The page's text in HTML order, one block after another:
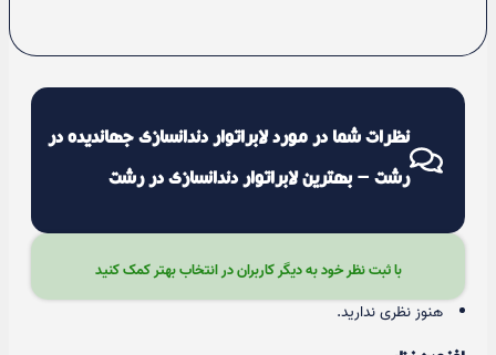
نظرات شما در مورد لابراتوار دندانسازی جهاندیده در
رشت – بهترین لابراتوار دندانسازی در رشت
با ثبت نظر خود به دیگر کاربران در انتخاب بهتر کمک کنید
هنوز نظری ندارید.